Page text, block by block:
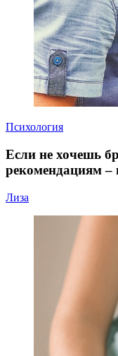
Психология
Если не хочешь
рекомендациям –
Лиза